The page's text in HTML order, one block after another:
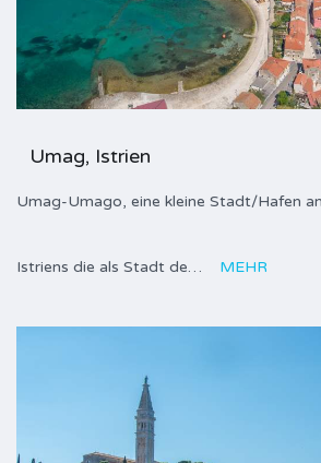
Umag, Istrien
Umag-Umago, eine kleine Stadt/Hafen
Istriens die als Stadt de… MEHR